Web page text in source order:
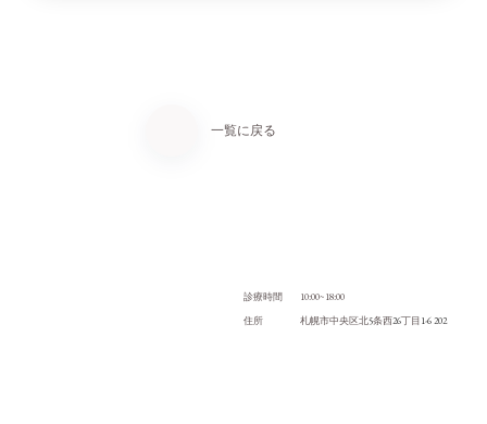
一覧に戻る
診療時間 10:00~18:00
住所 札幌市中央区北5条西26丁目 1-6 202